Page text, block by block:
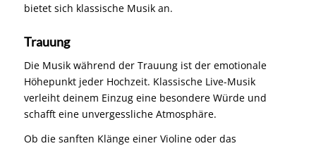
bietet sich klassische Musik an.
Trauung
Die Musik während der Trauung ist der emotionale
Höhepunkt jeder Hochzeit. Klassische Live-Musik
verleiht deinem Einzug eine besondere Würde und
schafft eine unvergessliche Atmosphäre.
Ob die sanften Klänge einer Violine oder das